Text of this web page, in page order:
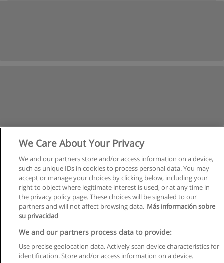
Kullanım koşulları
Gizlilik politikası
We Care About Your Privacy
We and our partners store and/or access information on a device,
such as unique IDs in cookies to process personal data. You may
accept or manage your choices by clicking below, including your
right to object where legitimate interest is used, or at any time in
the privacy policy page. These choices will be signaled to our
partners and will not affect browsing data. Más información sobre
su privacidad
We and our partners process data to provide:
Use precise geolocation data. Actively scan device characteristics for
identification. Store and/or access information on a device.